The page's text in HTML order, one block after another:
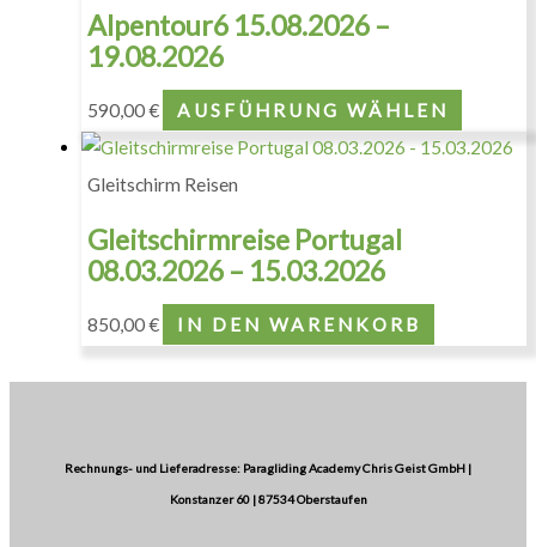
Alpentour6 15.08.2026 –
19.08.2026
590,00€ AUSFÜHRUNG WÄHLEN
Gleitschirm Reisen
Gleitschirmreise Portugal
08.03.2026 – 15.03.2026
850,00€ IN DEN WARENKORB
Rechnungs- und Lieferadresse: Paragliding Academy Chris Geist GmbH |
Konstanzer 60 | 87534 Oberstaufen